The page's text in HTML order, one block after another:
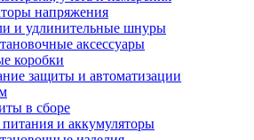
напряжения
и удлинительные шнуры
аксессуары
коробки
защиты и автоматизации
в сборе
и аккумуляторы